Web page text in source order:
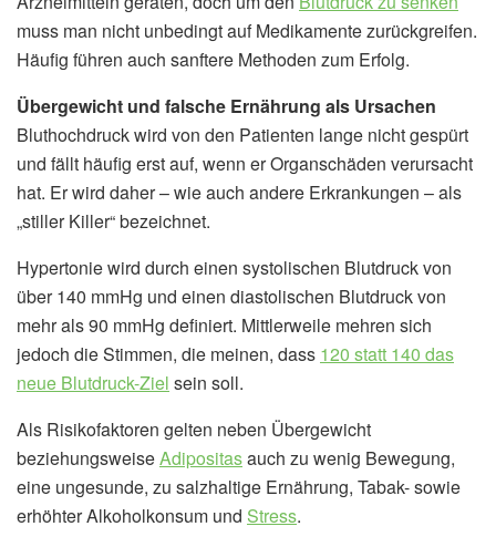
muss man nicht unbedingt auf Medikamente zurückgreifen.
Häufig führen auch sanftere Methoden zum Erfolg.
Übergewicht und falsche Ernährung als Ursachen
Bluthochdruck wird von den Patienten lange nicht gespürt
und fällt häufig erst auf, wenn er Organschäden verursacht
hat. Er wird daher – wie auch andere Erkrankungen – als
„stiller Killer“ bezeichnet.
Hypertonie wird durch einen systolischen Blutdruck von
über 140 mmHg und einen diastolischen Blutdruck von
mehr als 90 mmHg definiert. Mittlerweile mehren sich
jedoch die Stimmen, die meinen, dass 120 statt 140 das
neue Blutdruck-Ziel sein soll.
Als Risikofaktoren gelten neben Übergewicht
beziehungsweiseAdipositasauch zu wenig Bewegung,
eine ungesunde, zu salzhaltige Ernährung, Tabak- sowie
erhöhter Alkoholkonsum und Stress.